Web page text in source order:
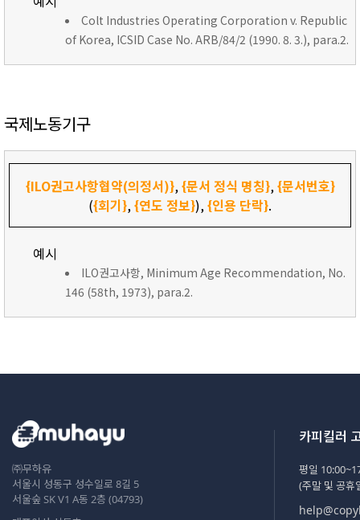
Colt Industries Operating Corporation v. Republic
of Korea, ICSID Case No. ARB/84/2 (1990. 8. 3.), para.2.
국제노동기구
{ILO권고사항협약(의정서)},{문서 정식 명칭},{문서번호}
({회기},{연도 정보}),{인용 단락}.
예시
ILO권고사항, Minimum Age Recommendation, No.
146 (58th, 1973), para.2.
㈜무하유
서울시 성동구 성수일로 8길 5
서울숲 SK V1 A동 2층 (04793)
카피킬러
평일
(주말 및 공휴